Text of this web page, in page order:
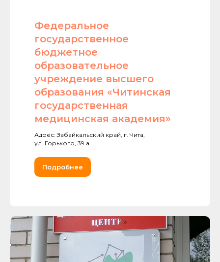
Федеральное
государственное
бюджетное
образовательное
учреждение высшего
образования «Читинская
государственная
медицинская академия»
Адрес: Забайкальский край, г. Чита,
ул. Горького, 39 а
Подробнее